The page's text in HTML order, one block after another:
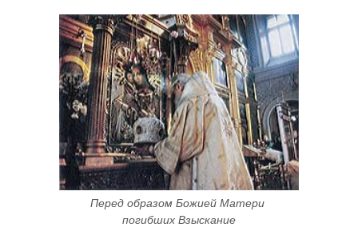
Перед образом Божией Матери
погибших Взыскание